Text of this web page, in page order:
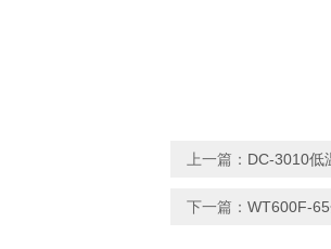
上一篇： DC-3010低
下一篇： WT600F-